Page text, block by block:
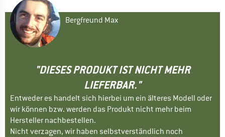
Bergfreund Max
"DIESES PRODUKT IST NICHT MEHR
LIEFERBAR."
Entweder es handelt sich hierbei um ein älteres Modell oder
wir können bzw. werden das Produkt nicht mehr beim
Hersteller nachbestellen.
Nicht verzagen, wir haben selbstverständlich noch